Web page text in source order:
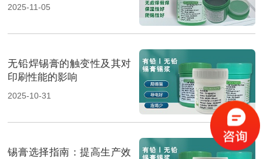
2025-11-05
无铅焊锡膏的触变性及其对
印刷性能的影响
2025-10-31
锡膏选择指南：提高生产效